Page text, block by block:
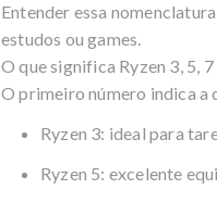
Entender essa
estudos ou games.
O que significa Ryzen 3, 5, 7
O primeiro número indica a
Ryzen 3: ideal para
Ryzen 5: excelente